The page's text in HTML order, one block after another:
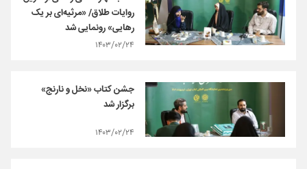
روایات طلاق/ «مرثیه‌ای بر یک
رهایی» رونمایی شد
۱۴۰۳/۰۲/۲۴
جشن کتاب «نخل و نارنج»
برگزار شد
۱۴۰۳/۰۲/۲۴